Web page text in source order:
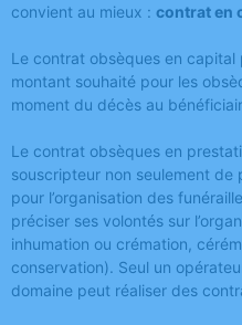
convient au mieux : contrat en
Le contrat obsèques en capital
montant souhaité pour les
moment du décès au
Le contrat obsèques en
souscripteur non seulement de
pour l’organisation des
préciser ses volontés sur
inhumation ou crémation,
conservation). Seul un
domaine peut réaliser des